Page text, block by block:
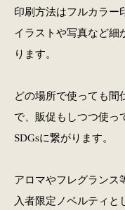
印刷方法はフルカラー
イラストや写真など細
ります。
どの場所で使っても間
で、販促もしつつ使っ
SDGsに繋がります。
アロマやフレグランス
入者限定ノベルティと